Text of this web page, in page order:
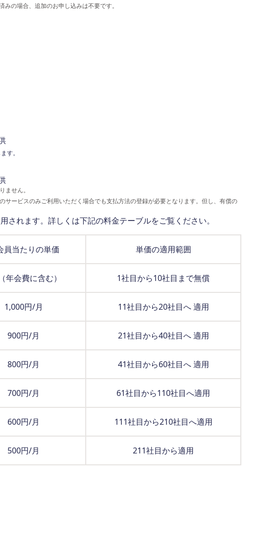
の場合、追加のお申し込みは不要です。
す。
ません。
ービスのみご利用いただく場合でも支払方法の登録が必要となります。但し、有償の
れます。詳しくは下記の料金テーブルをご覧ください。
員当たりの単価 単価の適用範囲
年会費に含む） 1社目から10社目まで無償
1,000円/月 11社目から20社目へ 適用
900円/月 21社目から40社目へ 適用
800円/月 41社目から60社目へ 適用
700円/月 61社目から110社目へ適用
600円/月 111社目から210社目へ適用
500円/月 211社目から適用